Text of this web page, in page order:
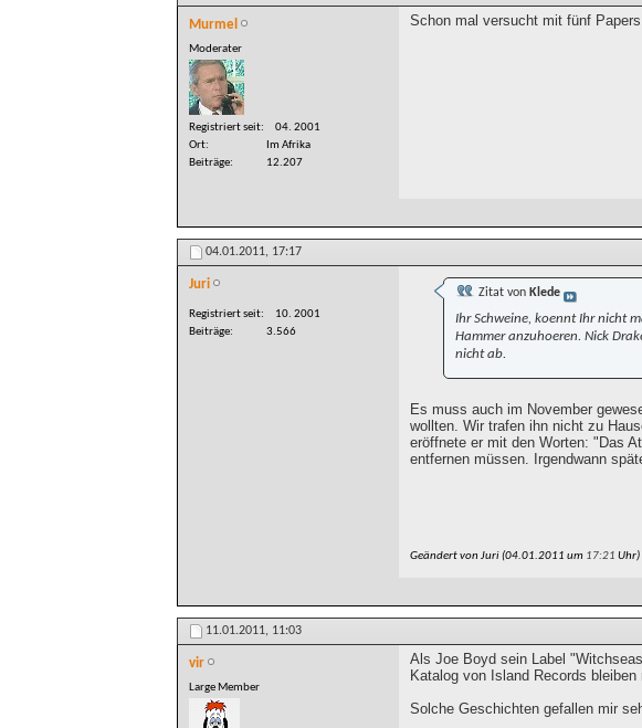
Murmel
Moderater
Registriert seit
04. 2001
Ort
Im Afrika
Beiträge
12.207
Schon mal versucht mit fünf
04.01.2011, 17:17
Juri
Registriert seit
10. 2001
Beiträge
3.566
Zitat von Klede
Ihr Schweine, koennt Ihr nicht
Hammer anzuhoeren. Nick
nicht ab.
Es muss auch im November
wollten. Wir trafen ihn nicht zu
eröffnete er mit den Worten: "Das
entfernen müssen. Irgendwann
Geändert von Juri (04.01.2011 um 17:21 Uhr)
11.01.2011, 11:03
vir
Large Member
Als Joe Boyd sein Label
Katalog von Island Records
Solche Geschichten gefallen mir